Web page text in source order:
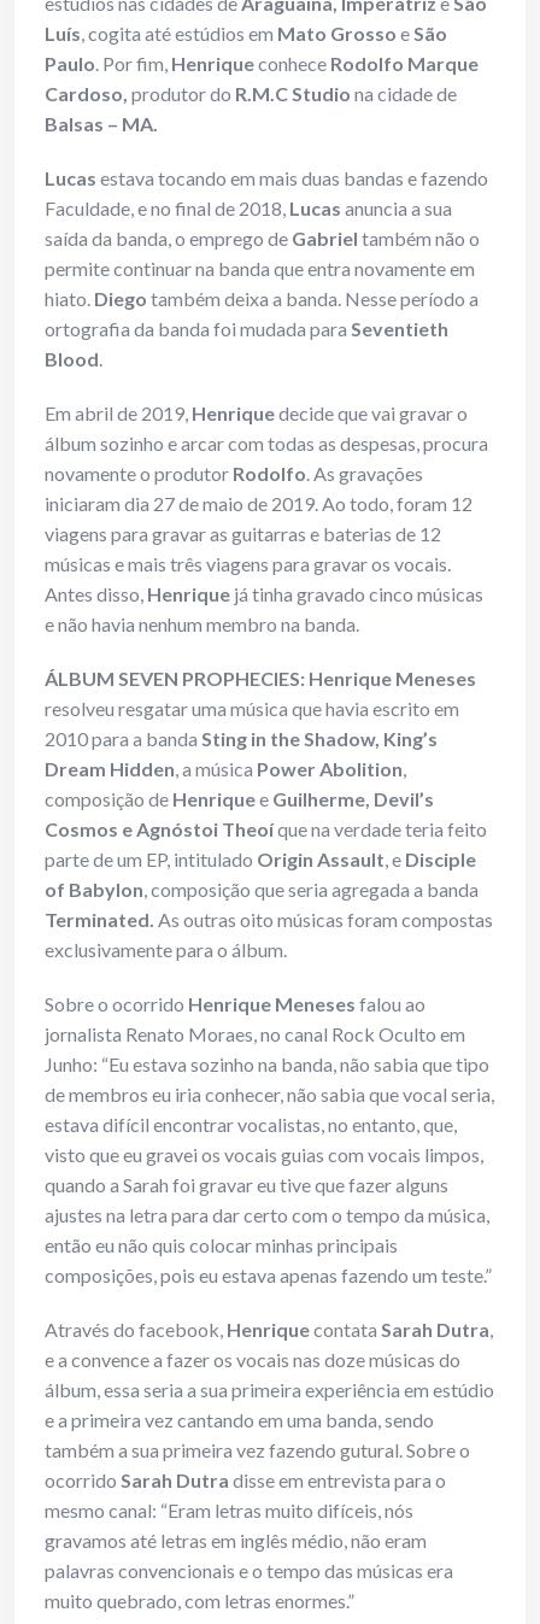
Luís, cogita até estúdios em Mato Grosso eSão
Paulo. Por fim, Henriqueconhece Rodolfo Marque
Cardoso, produtor do R.M.C Studio na cidade de
Balsas – MA.
Lucas estava tocando em mais duas bandas e fazendo
Faculdade, e no final de 2018, Lucas anuncia a sua
saída da banda, o emprego de Gabriel também não o
permite continuar na banda que entra novamente em
hiato. Diego também deixa a banda. Nesse período a
ortografia da banda foi mudada para Seventieth
Blood.
Em abril de 2019, Henriquedecide que vai gravar o
álbum sozinho e arcar com todas as despesas, procura
novamente o produtor Rodolfo. As gravações
iniciaram dia 27 de maio de 2019. Ao todo, foram 12
viagens para gravar as guitarras e baterias de 12
músicas e mais três viagens para gravar os vocais.
Antes disso, Henrique já tinha gravado cinco músicas
e não havia nenhum membro na banda.
ÁLBUM SEVEN PROPHECIES: Henrique Meneses
resolveu resgatar uma música que havia escrito em
2010 para a banda Sting in the Shadow, King’s
Dream Hidden, a música Power Abolition,
composição de Henriquee Guilherme, Devil’s
Cosmos e Agnóstoi Theoíque na verdade teria feito
parte de um EP, intitulado Origin Assault, e Disciple
of Babylon, composição que seria agregada a banda
Terminated. As outras oito músicas foram compostas
exclusivamente para o álbum.
Sobre o ocorrido Henrique Meneses falou ao
jornalista Renato Moraes, no canal Rock Oculto em
Junho: “Eu estava sozinho na banda, não sabia que tipo
de membros eu iria conhecer, não sabia que vocal seria,
estava difícil encontrar vocalistas, no entanto, que,
visto que eu gravei os vocais guias com vocais limpos,
quando a Sarah foi gravar eu tive que fazer alguns
ajustes na letra para dar certo com o tempo da música,
então eu não quis colocar minhas principais
composições, pois eu estava apenas fazendo um teste.”
Através do facebook, Henriquecontata Sarah Dutra,
e a convence a fazer os vocais nas doze músicas do
álbum, essa seria a sua primeira experiência em estúdio
e a primeira vez cantando em uma banda, sendo
também a sua primeira vez fazendo gutural. Sobre o
ocorrido Sarah Dutra disse em entrevista para o
mesmo canal: “Eram letras muito difíceis, nós
gravamos até letras em inglês médio, não eram
palavras convencionais e o tempo das músicas era
muito quebrado, com letras enormes.”